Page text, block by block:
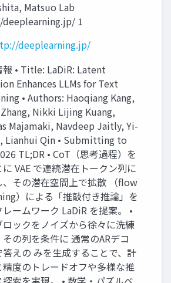
Matsuo Lab
1
deeplearning.jp/
報 • Title: LaDiR: Latent
Enhances LLMs for Text
• Authors: Haoqiang Kang,
Nikki Lijing Kuang,
Majamaki, Navdeep Jaitly, Yi-
Lianhui Qin • Submitting to
TL;DR • CoT（思考過程）を
VAE で連続潜在トークン列に
、その潜在空間上で拡散 （flow
）による「推敲付き推論」を
ームワーク LaDiR を提案。 •
ロックをノイズから徐々に洗練
その列を条件に 通常のARデコ
答えの みを生成することで、計
精度のトレードオフや多様な推